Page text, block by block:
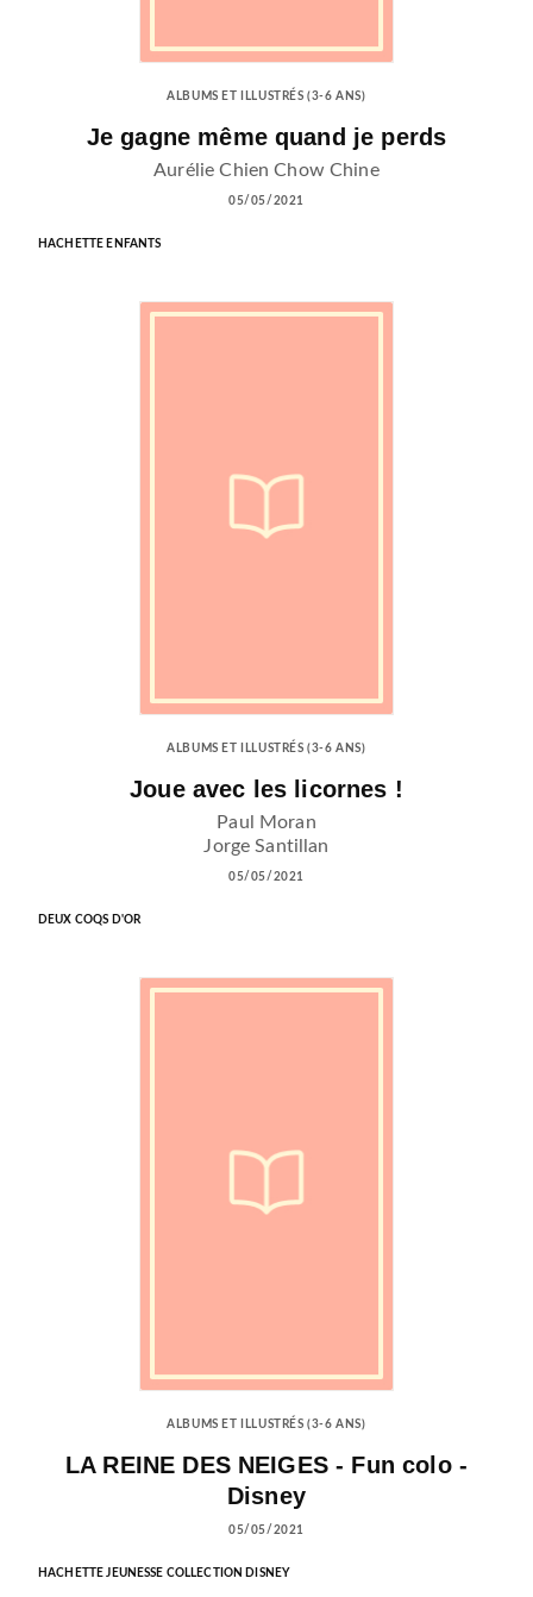
ALBUMS ET ILLUSTRÉS (3-6 ANS)
Je gagne même quand je perds
Aurélie Chien Chow Chine
05/05/2021
HACHETTE ENFANTS
ALBUMS ET ILLUSTRÉS (3-6 ANS)
Joue avec les licornes !
Paul Moran
Jorge Santillan
05/05/2021
DEUX COQS D'OR
ALBUMS ET ILLUSTRÉS (3-6 ANS)
LA REINE DES NEIGES - Fun colo -
Disney
05/05/2021
HACHETTE JEUNESSE COLLECTION DISNEY